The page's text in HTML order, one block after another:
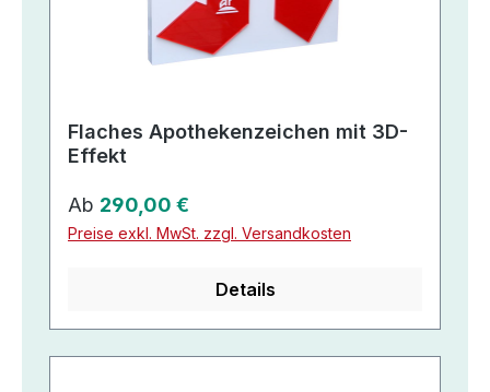
Flaches Apothekenzeichen mit 3D-
Effekt
Regulärer Preis:
Ab 290,00 €
Preise exkl. MwSt. zzgl. Versandkosten
Details